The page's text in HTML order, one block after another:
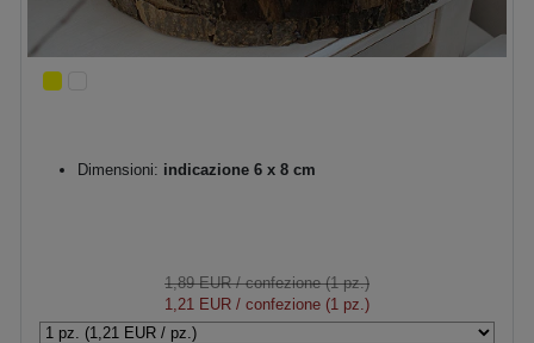
Dimensioni: indicazione 6 x 8 cm
1,89 EUR/ confezione (1 pz.)
1,21 EUR / confezione (1 pz.)